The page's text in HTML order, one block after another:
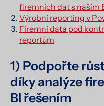
firemních dat s naším
Výrobní reporting v
Firemní data pod
reportům
1) Podpořte
díky analýze
BI řešením